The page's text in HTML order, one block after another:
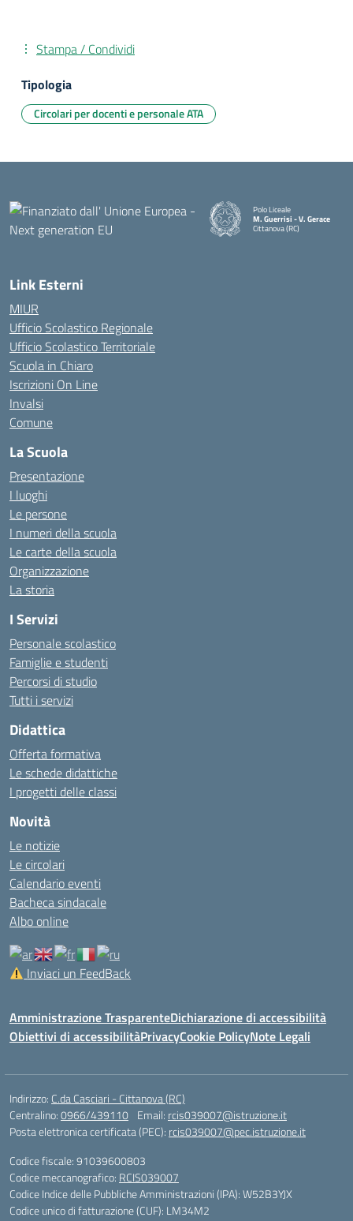
Stampa / Condividi
Tipologia
Circolari per docenti e personale ATA
Polo Liceale
M. Guerrisi - V. Gerace
Cittanova (RC)
Link Esterni
MIUR
Ufficio Scolastico Regionale
Ufficio Scolastico Territoriale
Scuola in Chiaro
Iscrizioni On Line
Invalsi
Comune
La Scuola
Presentazione
I luoghi
Le persone
I numeri della scuola
Le carte della scuola
Organizzazione
La storia
I Servizi
Personale scolastico
Famiglie e studenti
Percorsi di studio
Tutti i servizi
Didattica
Offerta formativa
Le schede didattiche
I progetti delle classi
Novità
Le notizie
Le circolari
Calendario eventi
Bacheca sindacale
Albo online
Inviaci un FeedBack
Amministrazione TrasparenteDichiarazione di accessibilità
Obiettivi di accessibilitàPrivacyCookie PolicyNote Legali
Indirizzo: C.da Casciari - Cittanova (RC)
Centralino:0966/439110 Email: rcis039007@istruzione.it
Posta elettronica certificata (PEC): rcis039007@pec.istruzione.it
Codice fiscale: 91039600803
Codice meccanografico: RCIS039007
Codice Indice delle Pubbliche Amministrazioni (IPA): W52B3YJX
Codice unico di fatturazione (CUF): LM34M2